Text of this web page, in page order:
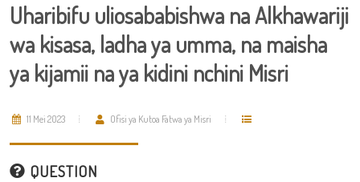
Uharibifu uliosababishwa na Alkhawariji
wa kisasa, ladha ya umma, na maisha
ya kijamii na ya kidini nchini Misri
11 Mei 2023 Ofisi ya Kutoa Fatwa ya Misri
QUESTION